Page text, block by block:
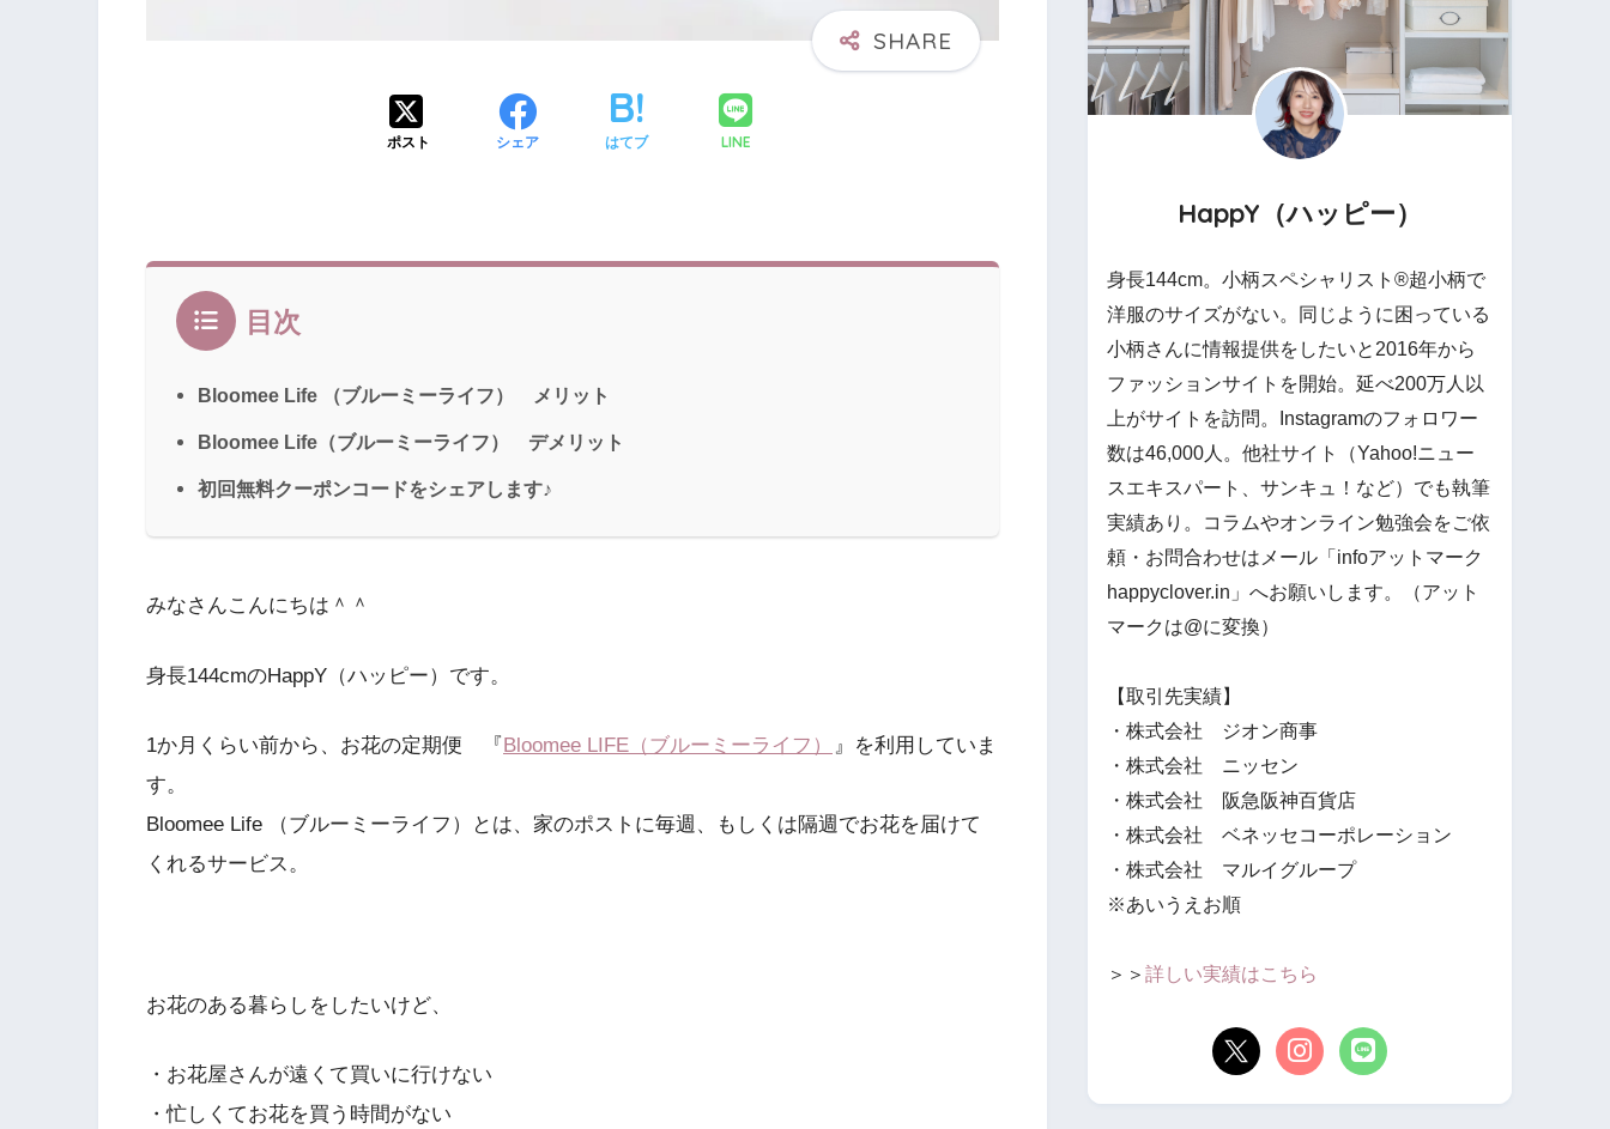
ポスト シェア はてブ LINE
目次
Bloomee Life （ブルーミーライフ） メリット
Bloomee Life（ブルーミーライフ） デメリット
初回無料クーポンコードをシェアします♪
みなさんこんにちは＾＾
身長144cmのHappY（ハッピー）です。
1か月くらい前から、お花の定期便 『 Bloomee LIFE（ブルーミーライフ）
』を利用していま
す。
Bloomee Life （ブルーミーライフ）とは、家のポストに毎週、もしくは隔週でお花を届けて
くれるサービス。
お花のある暮らしをしたいけど、
・お花屋さんが遠くて買いに行けない
・忙しくてお花を買う時間がない
HappY（ハッピー）
身長144cm。小柄スペシャリスト®︎超小柄で
洋服のサイズがない。同じように困っている
小柄さんに情報提供をしたいと2016年から
ファッションサイトを開始。延べ200万人以
上がサイトを訪問。Instagramのフォロワー
数は46,000人。他社サイト（Yahoo!ニュー
スエキスパート、サンキュ！など）でも執筆
実績あり。コラムやオンライン勉強会をご依
頼・お問合わせはメール「infoアットマーク
happyclover.in」へお願いします。（アット
マークは@に変換）
【取引先実績】
・株式会社 ジオン商事
・株式会社 ニッセン
・株式会社 阪急阪神百貨店
・株式会社 ベネッセコーポレーション
・株式会社 マルイグループ
※あいうえお順
＞＞ 詳しい実績はこちら